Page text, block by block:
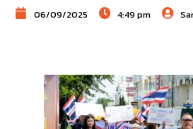
06/09/2025 4:49 pm